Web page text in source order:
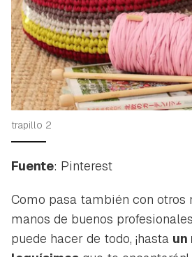
trapillo 2
Fuente: Pinterest
Como pasa también con otros
manos de buenos
puede hacer de todo, ¡hasta un